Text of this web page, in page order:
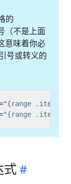
的
（不是上面
意味着你必
号或转义的
"{range
"{range
式